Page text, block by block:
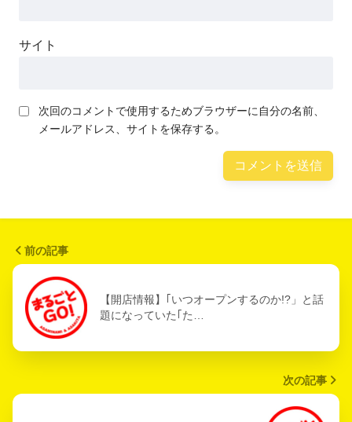
サイト
次回のコメントで使用するためブラウザーに自分の名前、
メールアドレス、サイトを保存する。
前の記事
【開店情報】｢いつオープンするのか!?」と話
題になっていた｢た…
次の記事